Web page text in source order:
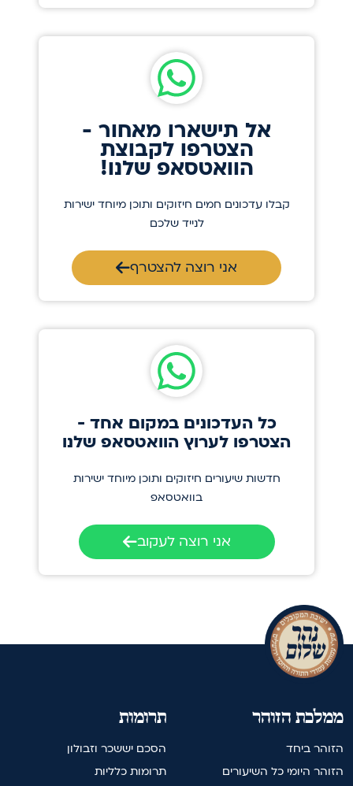
אל תישארו מאחור -
הצטרפו לקבוצת
הוואטסאפ שלנו!
קבלו עדכונים חמים חיזוקים ותוכן מיוחד ישירות
לנייד שלכם
אני רוצה להצטרף
כל העדכונים במקום אחד -
הצטרפו לערוץ הוואטסאפ שלנו
חדשות שיעורים חיזוקים ותוכן מיוחד ישירות
בוואטסאפ
אני רוצה לעקוב
תרומות
הסכם יששכר וזבולון
תרומות כלליות
ממלכת הזוהר
הזוהר ביחד
הזוהר היומי כל השיעורים